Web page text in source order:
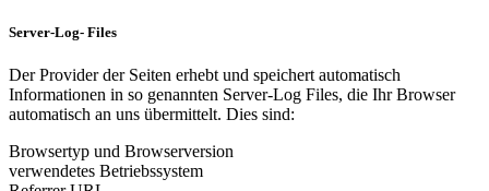
Server-Log- Files
Der Provider der Seiten erhebt und speichert automatisch
Informationen in so genannten Server-Log Files, die Ihr Browser
automatisch an uns übermittelt. Dies sind:
Browsertyp und Browserversion
verwendetes Betriebssystem